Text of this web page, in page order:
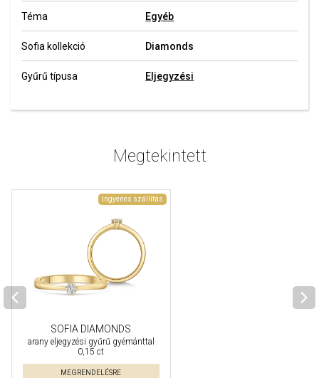
Téma Egyéb
Sofia kollekció Diamonds
Gyűrű típusa Eljegyzési
Megtekintett
Ingyenes szállítás
SOFIA DIAMONDS
arany eljegyzési gyűrű gyémánttal
0,15 ct
MEGRENDELÉSRE